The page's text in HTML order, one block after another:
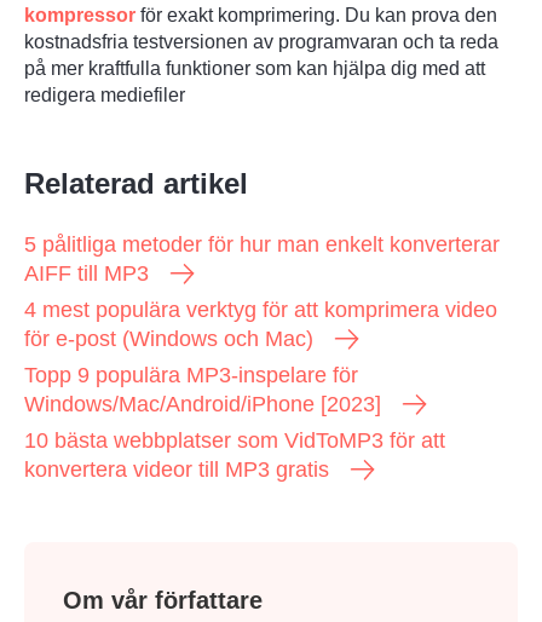
kompressor för exakt komprimering. Du kan prova den
kostnadsfria testversionen av programvaran och ta reda
på mer kraftfulla funktioner som kan hjälpa dig med att
redigera mediefiler
Relaterad artikel
5 pålitliga metoder för hur man enkelt konverterar
AIFF till MP3
4 mest populära verktyg för att komprimera video
för e-post (Windows och Mac)
Topp 9 populära MP3-inspelare för
Windows/Mac/Android/iPhone [2023]
10 bästa webbplatser som VidToMP3 för att
konvertera videor till MP3 gratis
Om vår författare